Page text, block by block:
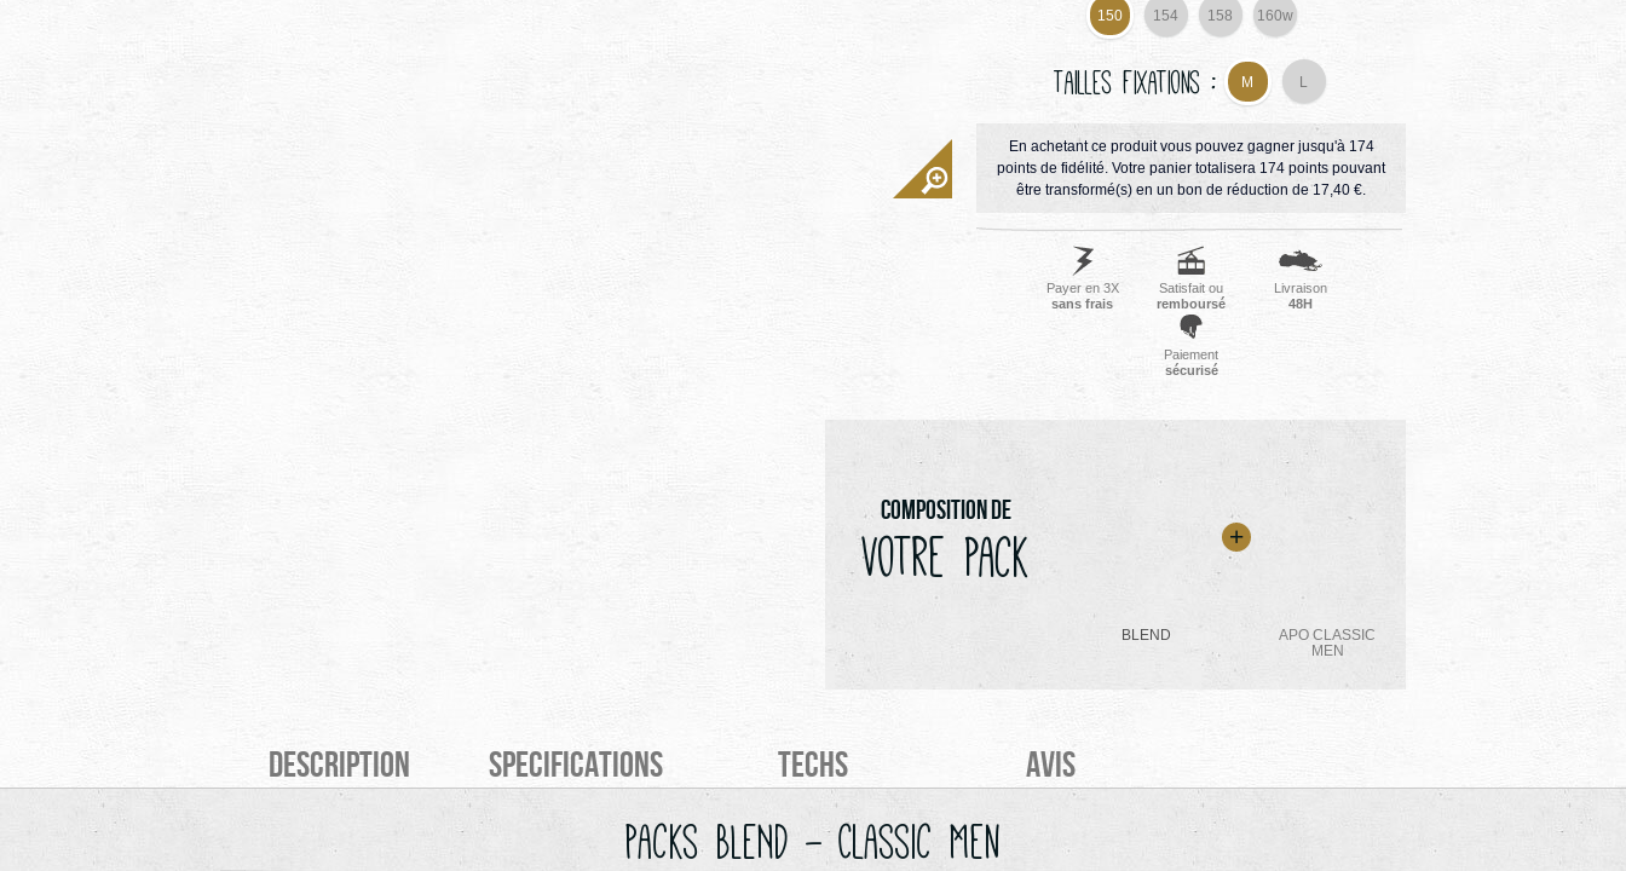
150 154 158 160w
Tailles fixations : M L
En achetant ce produit vous pouvez gagner jusqu'à 174
points de fidélité. Votre panier totalisera 174 points pouvant
être transformé(s) en un bon de réduction de17,40 €.
Payer en 3X
sans frais
Satisfait ou
remboursé
Livraison
48H
Paiement
sécurisé
Composition de
votre pack
BLEND
+
APO CLASSIC
MEN
Description Specifications Techs Avis
Packs BLEND - Classic Men